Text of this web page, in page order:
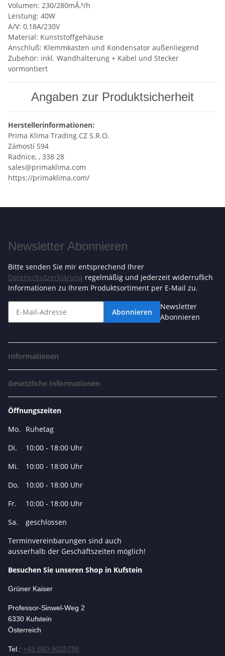
Volumen: 230/280mÃ‚³/h
Leistung: 40W
A/V: 0,18A/230V
Material: Kunststoffgehäuse
Anschluß: Klemmkasten und Kondensator außenliegend
Zubehör: inkl. Wandhalterung + Kabel und Stecker
vormontiert
Angaben zur Produktsicherheit
Herstellerinformationen:
Prima Klima Trading CZ S.R.O.
Zámostí 594
Radnice, , 338 28
sales@primaklima.com
https://primaklima.com/
Newsletter Abonnieren
Bitte senden Sie mir entsprechend Ihrer
Datenschutzerklärung regelmäßig und jederzeit widerruflich
Informationen zu Ihrem Produktsortiment per E-Mail zu.
Abonnieren
Newsletter
Abonnieren
Informationen
Gesetzliche Informationen
Öffnungszeiten
Mo.
Ruhetag
Di.
10:00 - 18:00 Uhr
Mi.
10:00 - 18:00 Uhr
Do.
10:00 - 18:00 Uhr
Fr.
10:00 - 18:00 Uhr
Sa.
geschlossen
Terminvereinbarungen sind auch
ausserhalb der Geschäftszeiten möglich!
Besuchen Sie unseren Shop in Kufstein
Grüner Kaiser
Professor-Sinwel-Weg 2
6330 Kufstein
Österreich
Tel.: +43 660 9025796